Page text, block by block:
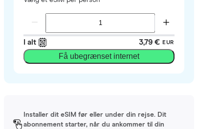
I alt 3,79 € EUR
Få ubegrænset internet
Installer dit eSIM før eller under din rejse. Dit
abonnement starter, når du ankommer til din